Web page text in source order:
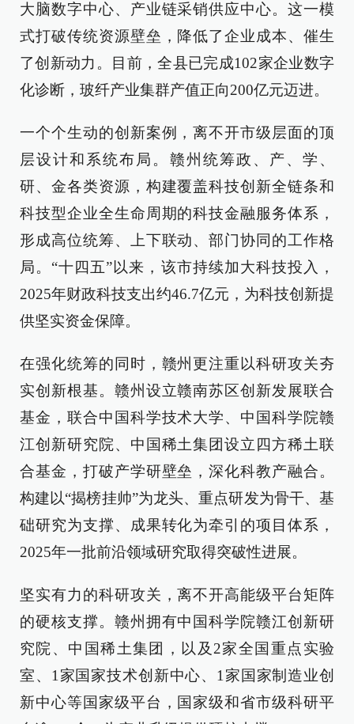
大脑数字中心、产业链采销供应中心。这一模
式打破传统资源壁垒，降低了企业成本、催生
了创新动力。目前，全县已完成102家企业数字
化诊断，玻纤产业集群产值正向200亿元迈进。
一个个生动的创新案例，离不开市级层面的顶
层设计和系统布局。赣州统筹政、产、学、
研、金各类资源，构建覆盖科技创新全链条和
科技型企业全生命周期的科技金融服务体系，
形成高位统筹、上下联动、部门协同的工作格
局。“十四五”以来，该市持续加大科技投入，
2025年财政科技支出约46.7亿元，为科技创新提
供坚实资金保障。
在强化统筹的同时，赣州更注重以科研攻关夯
实创新根基。赣州设立赣南苏区创新发展联合
基金，联合中国科学技术大学、中国科学院赣
江创新研究院、中国稀土集团设立四方稀土联
合基金，打破产学研壁垒，深化科教产融合。
构建以“揭榜挂帅”为龙头、重点研发为骨干、基
础研究为支撑、成果转化为牵引的项目体系，
2025年一批前沿领域研究取得突破性进展。
坚实有力的科研攻关，离不开高能级平台矩阵
的硬核支撑。赣州拥有中国科学院赣江创新研
究院、中国稀土集团，以及2家全国重点实验
室、1家国家技术创新中心、1家国家制造业创
新中心等国家级平台，国家级和省市级科研平